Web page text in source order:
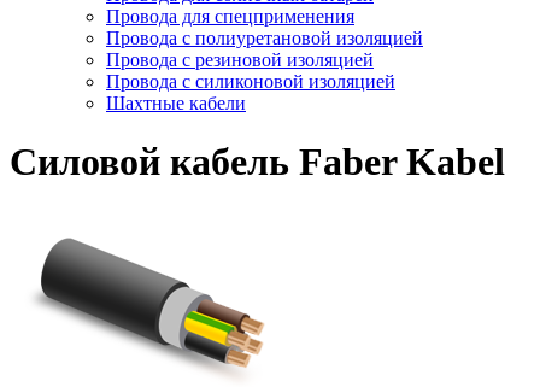
Провода для спецприменения
Провода с полиуретановой изоляцией
Провода с резиновой изоляцией
Провода с силиконовой изоляцией
Шахтные кабели
Силовой кабель Faber Kabel